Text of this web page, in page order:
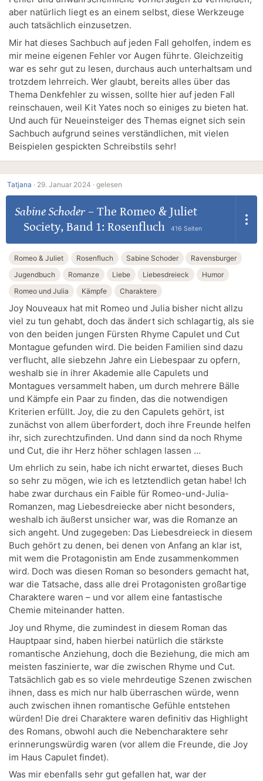
aber natürlich liegt es an einem selbst, diese Werkzeuge
auch tatsächlich einzusetzen.
Mir hat dieses Sachbuch auf jeden Fall geholfen, indem es
mir meine eigenen Fehler vor Augen führte. Gleichzeitig
war es sehr gut zu lesen, durchaus auch unterhaltsam und
trotzdem lehrreich. Wer glaubt, bereits alles über das
Thema Denkfehler zu wissen, sollte hier auf jeden Fall
reinschauen, weil Kit Yates noch so einiges zu bieten hat.
Und auch für Neueinsteiger des Themas eignet sich sein
Sachbuch aufgrund seines verständlichen, mit vielen
Beispielen gespickten Schreibstils sehr!
Tatjana · 29. Januar 2024 · gelesen
Sabine Schoder– The Romeo & Juliet
Society, Band 1: Rosenfluch
416 Seiten
Romeo & Juliet Rosenfluch Sabine Schoder
Ravensburger
Jugendbuch
Romanze Liebe Liebesdreieck
Humor
Romeo und Julia
Kämpfe Charaktere
Joy Nouveaux hat mit Romeo und Julia bisher nicht allzu
viel zu tun gehabt, doch das ändert sich schlagartig, als sie
von den beiden jungen Fürsten Rhyme Capulet und Cut
Montague gefunden wird. Die beiden Familien sind dazu
verflucht, alle siebzehn Jahre ein Liebespaar zu opfern,
weshalb sie in ihrer Akademie alle Capulets und
Montagues versammelt haben, um durch mehrere Bälle
und Kämpfe ein Paar zu finden, das die notwendigen
Kriterien erfüllt. Joy, die zu den Capulets gehört, ist
zunächst von allem überfordert, doch ihre Freunde helfen
ihr, sich zurechtzufinden. Und dann sind da noch Rhyme
und Cut, die ihr Herz höher schlagen lassen …
Um ehrlich zu sein, habe ich nicht erwartet, dieses Buch
so sehr zu mögen, wie ich es letztendlich getan habe! Ich
habe zwar durchaus ein Faible für Romeo-und-Julia-
Romanzen, mag Liebesdreiecke aber nicht besonders,
weshalb ich äußerst unsicher war, was die Romanze an
sich angeht. Und zugegeben: Das Liebesdreieck in diesem
Buch gehört zu denen, bei denen von Anfang an klar ist,
mit wem die Protagonistin am Ende zusammenkommen
wird. Doch was diesen Roman so besonders gemacht hat,
war die Tatsache, dass alle drei Protagonisten großartige
Charaktere waren – und vor allem eine fantastische
Chemie miteinander hatten.
Joy und Rhyme, die zumindest in diesem Roman das
Hauptpaar sind, haben hierbei natürlich die stärkste
romantische Anziehung, doch die Beziehung, die mich am
meisten faszinierte, war die zwischen Rhyme und Cut.
Tatsächlich gab es so viele mehrdeutige Szenen zwischen
ihnen, dass es mich nur halb überraschen würde, wenn
auch zwischen ihnen romantische Gefühle entstehen
würden! Die drei Charaktere waren definitiv das Highlight
des Romans, obwohl auch die Nebencharaktere sehr
erinnerungswürdig waren (vor allem die Freunde, die Joy
im Haus Capulet findet).
Was mir ebenfalls sehr gut gefallen hat, war der